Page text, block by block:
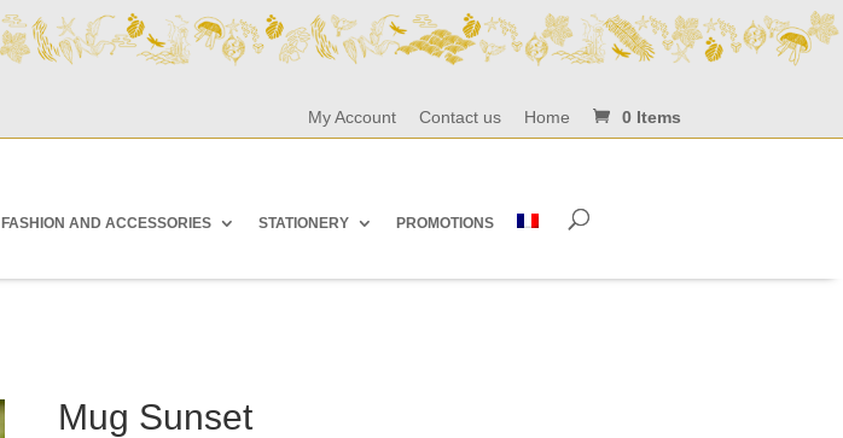
My Account Contact us Home 0 Items
FASHION AND ACCESSORIES STATIONERY PROMOTIONS
Mug Sunset